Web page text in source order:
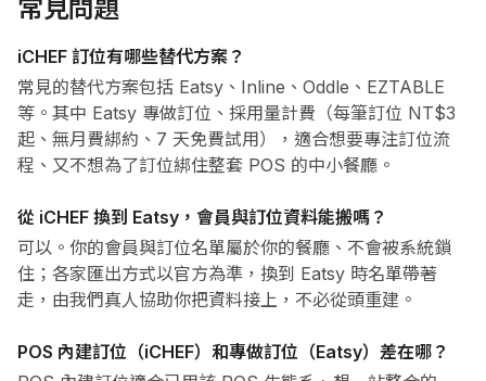
常見問題
iCHEF 訂位有哪些替代方案？
常見的替代方案包括 Eatsy、Inline、Oddle、EZTABLE
等。其中 Eatsy 專做訂位、採用量計費（每筆訂位 NT$3
起、無月費綁約、7 天免費試用），適合想要專注訂位流
程、又不想為了訂位綁住整套 POS 的中小餐廳。
從 iCHEF 換到 Eatsy，會員與訂位資料能搬嗎？
可以。你的會員與訂位名單屬於你的餐廳、不會被系統鎖
住；各家匯出方式以官方為準，換到 Eatsy 時名單帶著
走，由我們真人協助你把資料接上，不必從頭重建。
POS 內建訂位（iCHEF）和專做訂位（Eatsy）差在哪？